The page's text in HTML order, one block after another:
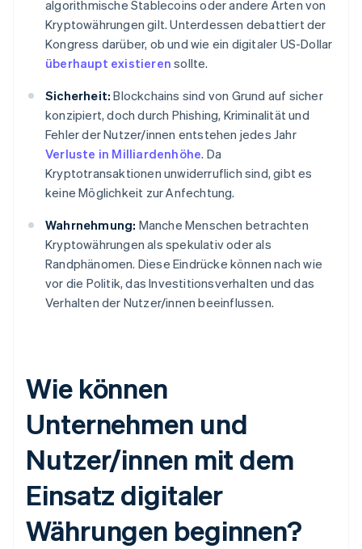
algorithmische Stablecoins oder andere Arten von
Kryptowährungen gilt. Unterdessen debattiert der
Kongress darüber, ob und wie ein digitaler US-Dollar
überhaupt existieren sollte.
Sicherheit: Blockchains sind von Grund auf sicher
konzipiert, doch durch Phishing, Kriminalität und
Fehler der Nutzer/innen entstehen jedes Jahr
Verluste in Milliardenhöhe. Da
Kryptotransaktionen unwiderruflich sind, gibt es
keine Möglichkeit zur Anfechtung.
Wahrnehmung: Manche Menschen betrachten
Kryptowährungen als spekulativ oder als
Randphänomen. Diese Eindrücke können nach wie
vor die Politik, das Investitionsverhalten und das
Verhalten der Nutzer/innen beeinflussen.
Wie können
Unternehmen und
Nutzer/innen mit dem
Einsatz digitaler
Währungen beginnen?